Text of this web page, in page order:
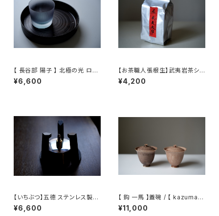
【 長谷部 陽子 】 北極の光 ロッ
クグラス / 【 Yoko Hasebe 】
Whisky Tumbler
¥6,600
【お茶職人張根生】武夷岩茶シリ
¥4,200
【いちぶつ】五德 ステンレス製ア
ルコールランプ /【 ichibutu 】T
rivet stainless steel alcoh
¥6,600
【 鈎 一馬 】蓋碗 / 【 kazuma
magari 】Gaiwan
¥11,000